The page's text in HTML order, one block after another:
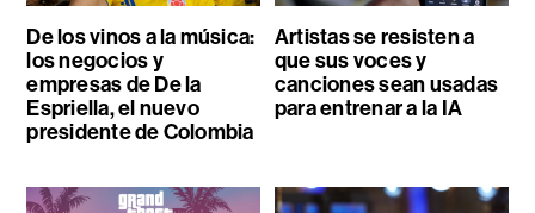
De los vinos a la música:
los negocios y
empresas de De la
Espriella, el nuevo
presidente de Colombia
Artistas se resisten a
que sus voces y
canciones sean usadas
para entrenar a la IA